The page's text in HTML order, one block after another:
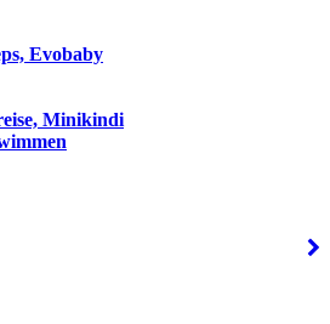
Evobaby
Minikindi